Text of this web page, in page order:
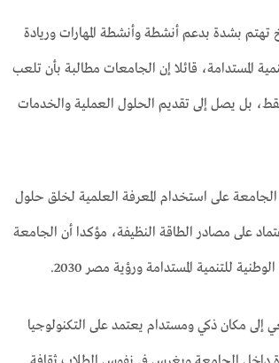
بشدة بدعم أنشطة وأنشطة المهارات وريادة
المستدامة، قائلا إن الجامعات مطالبة بأن تلعب
بل يصل إلى تقديم الحلول العملية والخدمات
على استخدام المعرفة العلمية لخلق حلول
على مصادر الطاقة النظيفة، مؤكدا أن الجامعة
للتنمية المستدامة ورؤية مصر 2030.
مكان ذكي ومستدام يعتمد على التكنولوجيا